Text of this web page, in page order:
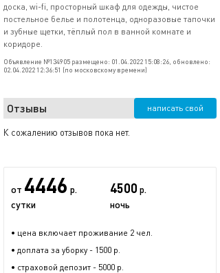
доска, wi-fi, просторный шкаф для одежды, чистое
постельное белье и полотенца, одноразовые тапочки
и зубные щетки, тёплый пол в ванной комнате и
коридоре.
Объявление №134905 размещено: 01.04.2022 15:08:26, обновлено:
02.04.2022 12:36:51 (по московскому времени)
Отзывы написать свой
К сожалению отзывов пока нет.
от 4446 р.
сутки
4500 р.
ночь
• цена включает проживание 2 чел.
• доплата за уборку - 1500 р.
• страховой депозит - 5000 р.